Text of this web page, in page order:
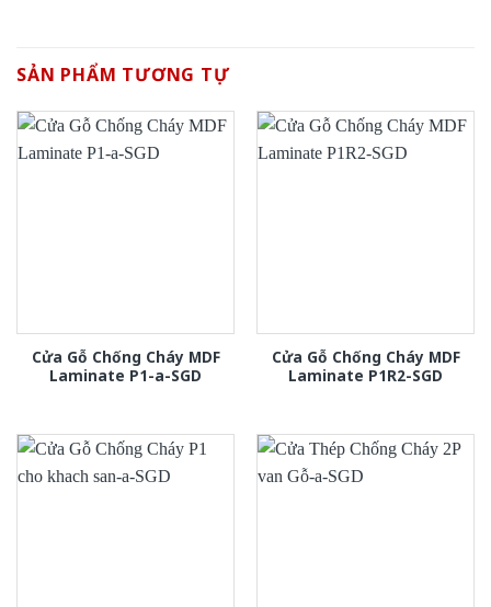
SẢN PHẨM TƯƠNG TỰ
Cửa Gỗ Chống Cháy MDF
Laminate P1-a-SGD
Cửa Gỗ Chống Cháy MDF
Laminate P1R2-SGD